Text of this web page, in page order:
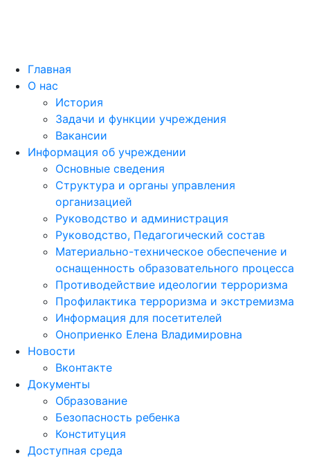
Главная
О нас
История
Задачи и функции учреждения
Вакансии
Информация об учреждении
Основные сведения
Структура и органы управления
организацией
Руководство и администрация
Руководство, Педагогический состав
Материально-техническое обеспечение и
оснащенность образовательного процесса
Противодействие идеологии терроризма
Профилактика терроризма и экстремизма
Информация для посетителей
Оноприенко Елена Владимировна
Новости
Вконтакте
Документы
Образование
Безопасность ребенка
Конституция
Доступная среда